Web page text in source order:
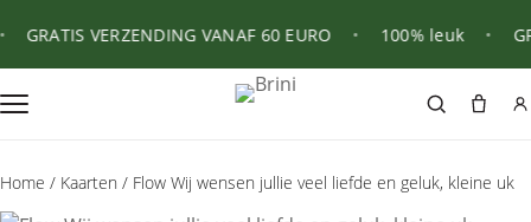
GRATIS VERZENDING VANAF 60 EURO 100% leuk
Home / Kaarten / Flow Wij wensen jullie veel liefde en geluk, kleine uk